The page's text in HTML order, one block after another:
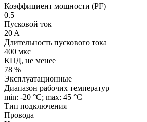
Коэффициент мощности (PF)
0.5
Пусковой ток
20 A
Длительность пускового тока
400 мкс
КПД, не менее
78 %
Эксплуатационные
Диапазон рабочих температур
min: -20 °C; max: 45 °C
Тип подключения
Провода